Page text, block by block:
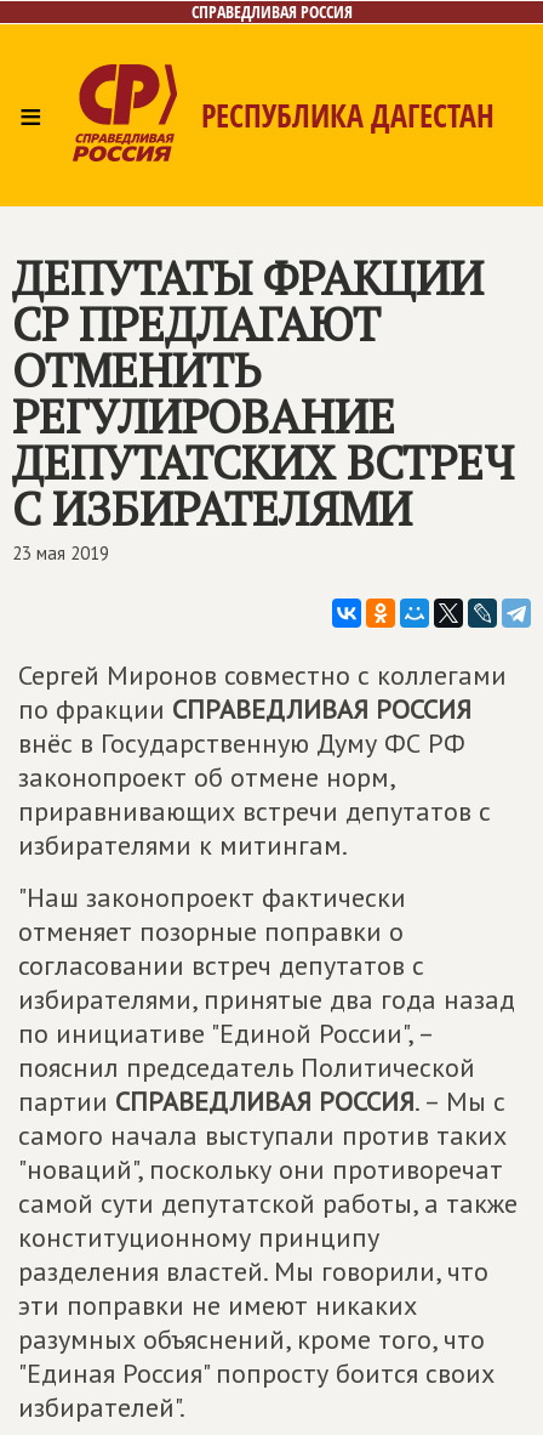
СПРАВЕДЛИВАЯ РОССИЯ
≡ РЕСПУБЛИКА ДАГЕСТАН
Контакты
ДЕПУТАТЫ ФРАКЦИИ
СР ПРЕДЛАГАЮТ
ОТМЕНИТЬ
РЕГУЛИРОВАНИЕ
ДЕПУТАТСКИХ ВСТРЕЧ
С ИЗБИРАТЕЛЯМИ
23 мая 2019
Сергей Миронов совместно с коллегами
по фракции СПРАВЕДЛИВАЯ РОССИЯ
внёс в Государственную Думу ФС РФ
законопроект об отмене норм,
приравнивающих встречи депутатов с
избирателями к митингам.
"Наш законопроект фактически
отменяет позорные поправки о
согласовании встреч депутатов с
избирателями, принятые два года назад
по инициативе "Единой России", –
пояснил председатель Политической
партии СПРАВЕДЛИВАЯ РОССИЯ. – Мы с
самого начала выступали против таких
"новаций", поскольку они противоречат
самой сути депутатской работы, а также
конституционному принципу
разделения властей. Мы говорили, что
эти поправки не имеют никаких
разумных объяснений, кроме того, что
"Единая Россия" попросту боится своих
избирателей".